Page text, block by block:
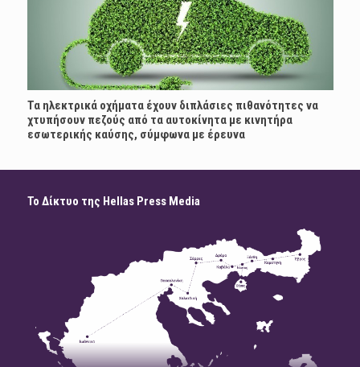
Τα ηλεκτρικά οχήματα έχουν διπλάσιες πιθανότητες να
χτυπήσουν πεζούς από τα αυτοκίνητα με κινητήρα
εσωτερικής καύσης, σύμφωνα με έρευνα
Το Δίκτυο της Hellas Press Media